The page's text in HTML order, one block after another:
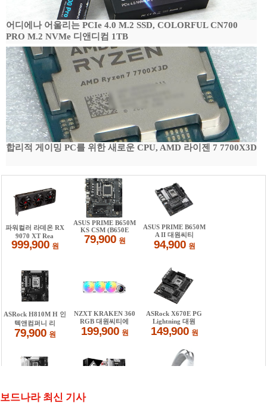
어디에나 어울리는 PCIe 4.0 M.2 SSD, COLORFUL CN700
PRO M.2 NVMe 디앤디컴 1TB
합리적 게이밍 PC를 위한 새로운 CPU, AMD 라이젠 7 7700X3D
보드나라 최신 기사